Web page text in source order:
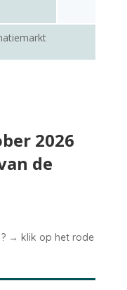
2026
de
→ klik op het rode